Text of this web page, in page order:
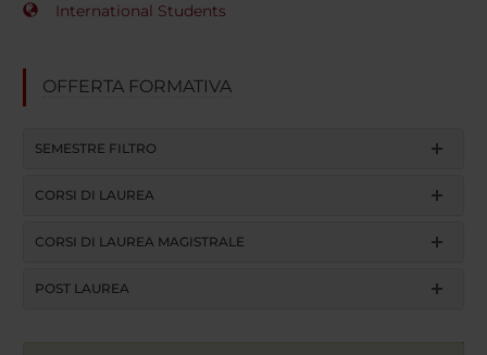
International Students
OFFERTA FORMATIVA
SEMESTRE FILTRO
CORSI DI LAUREA
CORSI DI LAUREA MAGISTRALE
POST LAUREA